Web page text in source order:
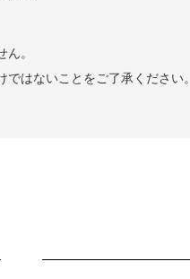
。
はないことをご了承ください。